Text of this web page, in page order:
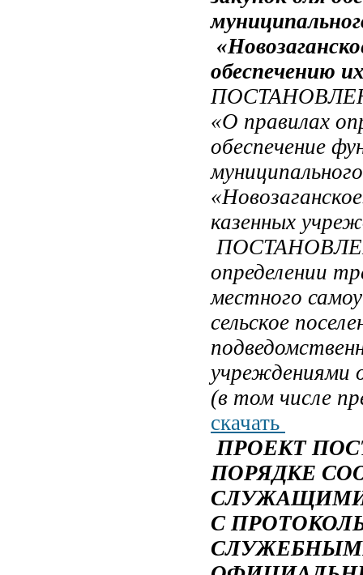
обеспечению
«О правилах
обеспечение
казенных
определении
местного
сельское
учреждениями
(в том числе
скачать
ПРОЕКТ
ПОРЯДКЕ
СЛУЖАЩИМИ
С